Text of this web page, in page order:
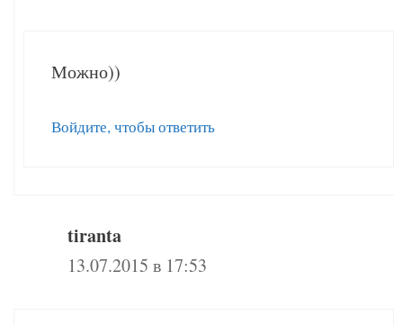
Можно))
Войдите, чтобы ответить
tiranta
13.07.2015 в 17:53